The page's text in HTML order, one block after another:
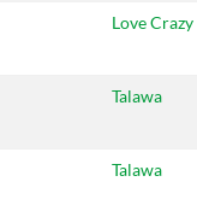
Love Crazy
Talawa
Talawa